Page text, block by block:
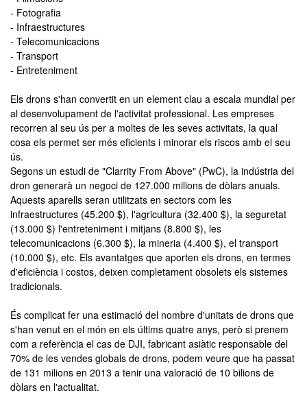
- Fotografia
- Infraestructures
- Telecomunicacions
- Transport
- Entreteniment
Els drons s'han convertit en un element clau a escala mundial per
al desenvolupament de l'activitat professional. Les empreses
recorren al seu ús per a moltes de les seves activitats, la qual
cosa els permet ser més eficients i minorar els riscos amb el seu
ús.
Segons un estudi de "Clarrity From Above" (PwC), la indústria del
dron generarà un negoci de 127.000 milions de dòlars anuals.
Aquests aparells seran utilitzats en sectors com les
infraestructures (45.200 $), l'agricultura (32.400 $), la seguretat
(13.000 $) l'entreteniment i mitjans (8.800 $), les
telecomunicacions (6.300 $), la mineria (4.400 $), el transport
(10.000 $), etc. Els avantatges que aporten els drons, en termes
d'eficiència i costos, deixen completament obsolets els sistemes
tradicionals.
És complicat fer una estimació del nombre d'unitats de drons que
s'han venut en el món en els últims quatre anys, però si prenem
com a referència el cas de DJI, fabricant asiàtic responsable del
70% de les vendes globals de drons, podem veure que ha passat
de 131 milions en 2013 a tenir una valoració de 10 bilions de
dòlars en l'actualitat.